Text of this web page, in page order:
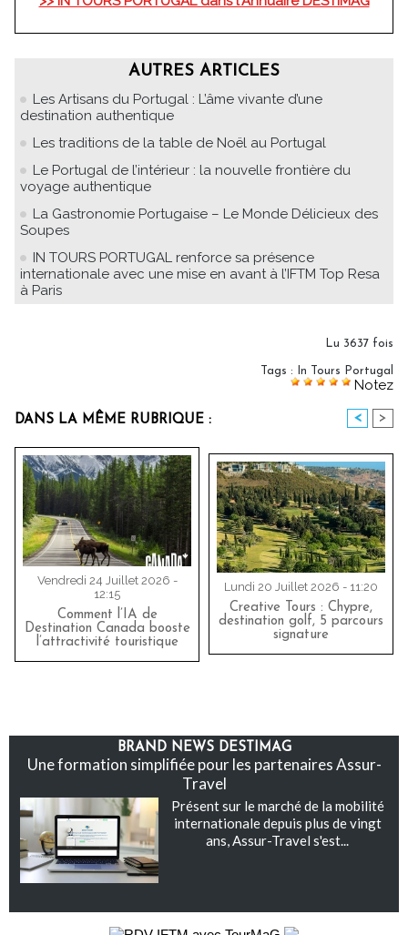
AUTRES ARTICLES
Les Artisans du Portugal : L’âme vivante d’une
destination authentique
Les traditions de la table de Noël au Portugal
Le Portugal de l’intérieur : la nouvelle frontière du
voyage authentique
La Gastronomie Portugaise – Le Monde Délicieux des
Soupes
IN TOURS PORTUGAL renforce sa présence
internationale avec une mise en avant à l’IFTM Top Resa
à Paris
Lu 3637 fois
Tags : In Tours Portugal
Notez
DANS LA MÊME RUBRIQUE : < >
Vendredi 24 Juillet 2026 -
12:15
Comment l’IA de
Destination Canada booste
l’attractivité touristique
Lundi 20 Juillet 2026 - 11:20
Creative Tours : Chypre,
destination golf, 5 parcours
signature
BRAND NEWS DESTIMAG
Une formation simplifiée pour les partenaires Assur-
Travel
Présent sur le marché de la mobilité
internationale depuis plus de vingt
ans, Assur-Travel s'est...